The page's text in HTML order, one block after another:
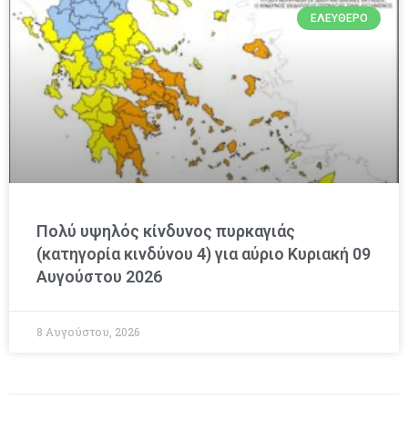
ΕΛΕΎΘΕΡΟ
Πολύ υψηλός κίνδυνος πυρκαγιάς
(κατηγορία κινδύνου 4) για αύριο Κυριακή 09
Αυγούστου 2026
8 Αυγούστου, 2026